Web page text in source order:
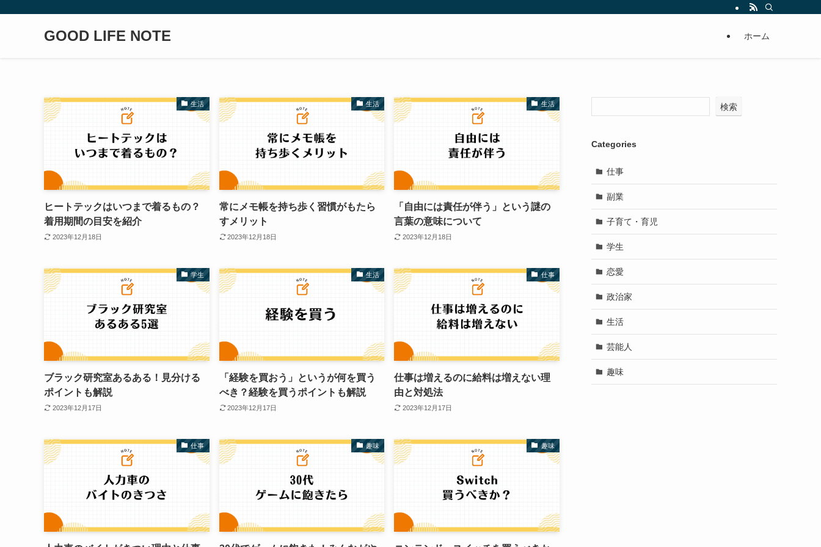
GOOD LIFE NOTE ホーム
生活
ヒートテックはいつまで着るもの？
着用期間の目安を紹介
2023年12月18日
生活
常にメモ帳を持ち歩く習慣がもたら
すメリット
2023年12月18日
生活
「自由には責任が伴う」という謎の
言葉の意味について
2023年12月18日
学生
ブラック研究室あるある！見分ける
ポイントも解説
2023年12月17日
生活
「経験を買おう」というが何を買う
べき？経験を買うポイントも解説
2023年12月17日
仕事
仕事は増えるのに給料は増えない理
由と対処法
2023年12月17日
仕事 趣味 趣味
検索
Categories
仕事
副業
子育て・育児
学生
恋愛
政治家
生活
芸能人
趣味